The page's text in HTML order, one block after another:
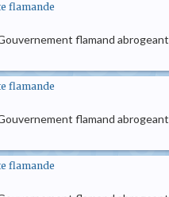
flamande
flamand
flamande
flamand
flamande